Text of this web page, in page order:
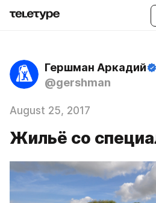
Гершман Аркадий
@gershman
August 25, 2017
Жильё со